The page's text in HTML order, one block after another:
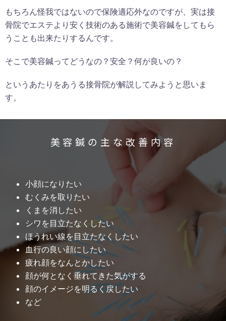
もちろん怪我ではないので保険適応外なのですが、実は接
骨院でエステより安く技術のある施術で美容鍼をしてもら
うことも出来たりするんです。
そこで美容鍼ってどうなの？安全？何が良いの？
というあたりをあうる接骨院が解説してみようと思いま
す。
美容鍼の主な改善内容
小顔になりたい
むくみを取りたい
くまを消したい
シワを目立たなくしたい
ほうれい線を目立たなくしたい
血行の良い顔にしたい
疲れ顔をなんとかしたい
顔が何となく垂れてきた気がする
顔のイメージを明るく戻したい
など